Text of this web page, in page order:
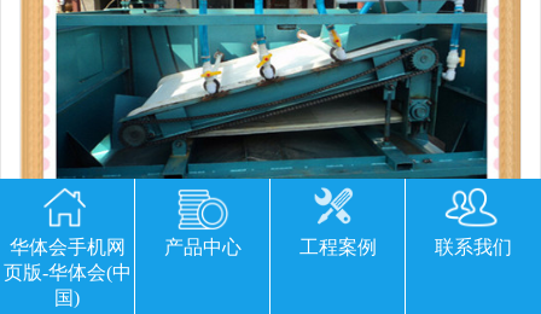
华体会手机网
页版-华体会(中
国)
产品中心 工程案例 联系我们